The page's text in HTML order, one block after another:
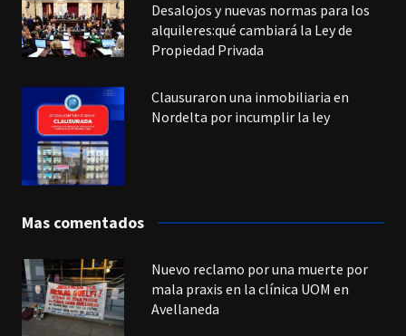
Desalojos y nuevas normas para los
alquileres:qué cambiará la Ley de
Propiedad Privada
Clausuraron una inmobiliaria en
Nordelta por incumplir la ley
Mas comentados
Nuevo reclamo por una muerte por
mala praxis en la clínica UOM en
Avellaneda